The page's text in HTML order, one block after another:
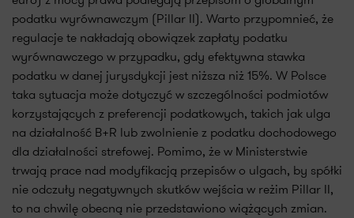
podatku wyrównawczym (Pillar II). Warto przypomnieć, że
regulacje te nakładają obowiązek zapłaty podatku
wyrównawczego w przypadku, gdy efektywna stawka
podatku w danej jurysdykcji jest niższa niż 15%. W Polsce
taka sytuacja może dotyczyć w szczególności podmiotów
korzystających z preferencji podatkowych, takich jak ulga
na działalność B+R lub zwolnienie z podatku dochodowego
dla działalności strefowej. Pomimo, że w Ministerstwie
trwają prace nad modyfikacją przepisów o ulgach, by spółki
nie odczuły negatywnych skutków wejścia w reżim Pillar II,
to na chwilę obecną nie przedstawiono wiążących zmian.